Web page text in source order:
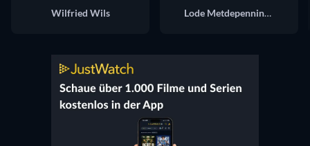
Wilfried Wils
Lode Metdepenningen